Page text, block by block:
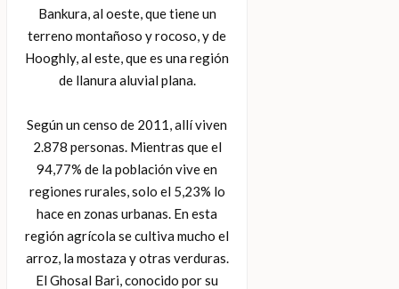
Bankura, al oeste, que tiene un
terreno montañoso y rocoso, y de
Hooghly, al este, que es una región
de llanura aluvial plana.
Según un censo de 2011, allí viven
2.878 personas. Mientras que el
94,77% de la población vive en
regiones rurales, solo el 5,23% lo
hace en zonas urbanas. En esta
región agrícola se cultiva mucho el
arroz, la mostaza y otras verduras.
El Ghosal Bari, conocido por su